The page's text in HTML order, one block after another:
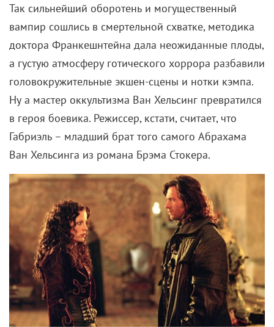
Так сильнейший оборотень и могущественный
вампир сошлись в смертельной схватке, методика
доктора Франкешнтейна дала неожиданные плоды,
а густую атмосферу готического хоррора разбавили
головокружительные экшен-сцены и нотки кэмпа.
Ну а мастер оккультизма Ван Хельсинг превратился
в героя боевика. Режиссер, кстати, считает, что
Габриэль – младший брат того самого Абрахама
Ван Хельсинга из романа Брэма Стокера.